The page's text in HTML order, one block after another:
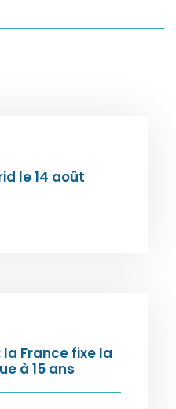
le 14 août
la France fixe la
à 15 ans